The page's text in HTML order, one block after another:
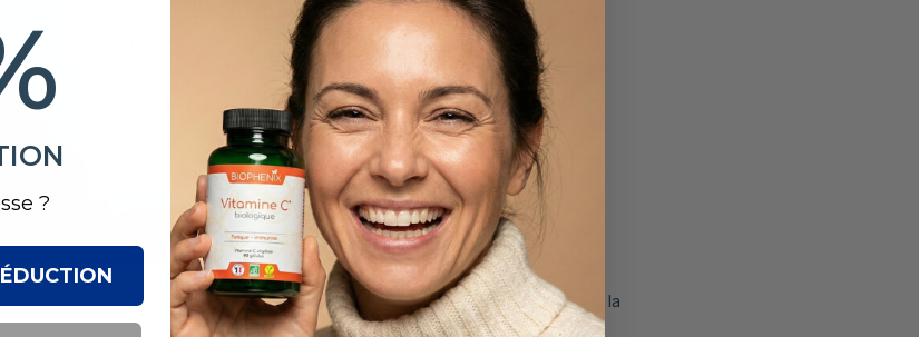
Découvrir le Draineur Bio
de l’organisme et stimule tous les émonctoires (le foie, les intestins, la
les reins, ces portes de sorties des déchets).
?